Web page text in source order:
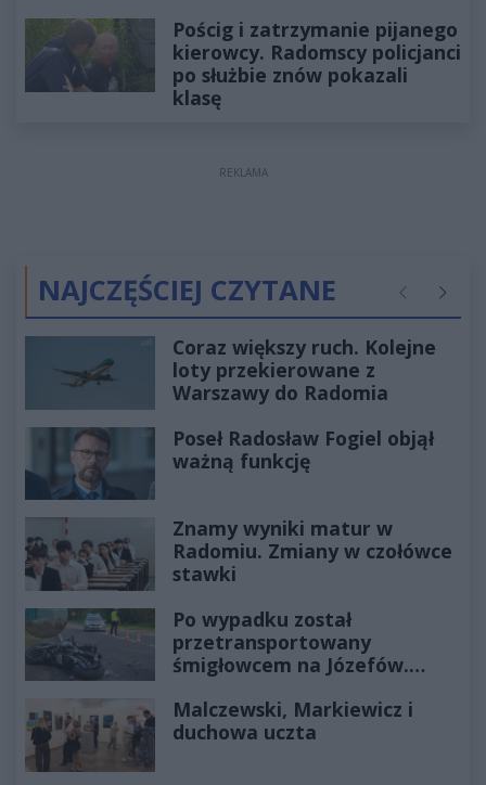
Pościg i zatrzymanie pijanego
kierowcy. Radomscy policjanci
po służbie znów pokazali
klasę
REKLAMA
NAJCZĘŚCIEJ CZYTANE Poprzednie
Coraz większy ruch. Kolejne
loty przekierowane z
Warszawy do Radomia
Poseł Radosław Fogiel objął
ważną funkcję
Znamy wyniki matur w
Radomiu. Zmiany w czołówce
stawki
Po wypadku został
przetransportowany
śmigłowcem na Józefów.
Malczewski, Markiewicz i
duchowa uczta